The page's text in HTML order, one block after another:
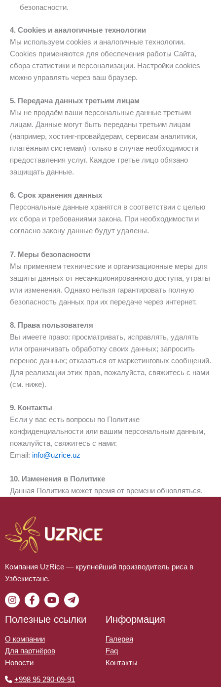
безопасности.
4. Cookies и аналогичные технологии
Мы используем cookies и аналогичные технологии.
Cookies применяются для обеспечения работы Сайта,
сбора статистики и персонализации. Настройки cookies
можно управлять через ваш браузер.
5. Передача данных третьим лицам
Мы не продаём ваши персональные данные третьим
лицам. Данные могут быть переданы третьим лицам
(например, хостинг-провайдерам, сервисам аналитики,
платёжным системам) только в случае необходимости
предоставления услуг. Каждое третье лицо обязано
защищать данные.
6. Срок хранения данных
Персональные данные хранятся в соответствии с целью
их сбора и требованиями закона. При необходимости и
согласно закону данные будут удалены.
7. Меры безопасности
Мы применяем технические и организационные меры для
защиты данных от несанкционированного доступа, утраты
или изменения. Однако нельзя гарантировать полную
безопасность данных при их передаче через интернет.
8. Права пользователя
Вы имеете право: просматривать, исправлять, удалять
или ограничивать обработку своих данных; запросить
перенос данных; отказаться от маркетинговых сообщений.
Для реализации этих прав, пожалуйста, свяжитесь с нами
(см. ниже).
9. Контакты
Если у вас есть вопросы по Политике
конфиденциальности или вашим персональным данным,
пожалуйста, свяжитесь с нами:
Email: info@uzrice.uz
10. Изменения в Политике
Данная Политика может время от времени обновляться.
Компания UzRice — крупнейший производитель риса в
Узбекистане.
Полезные ссылки
О компании
Для партнёров
Новости
Информация
Галерея
Faq
Контакты
+998 95 290-09-91